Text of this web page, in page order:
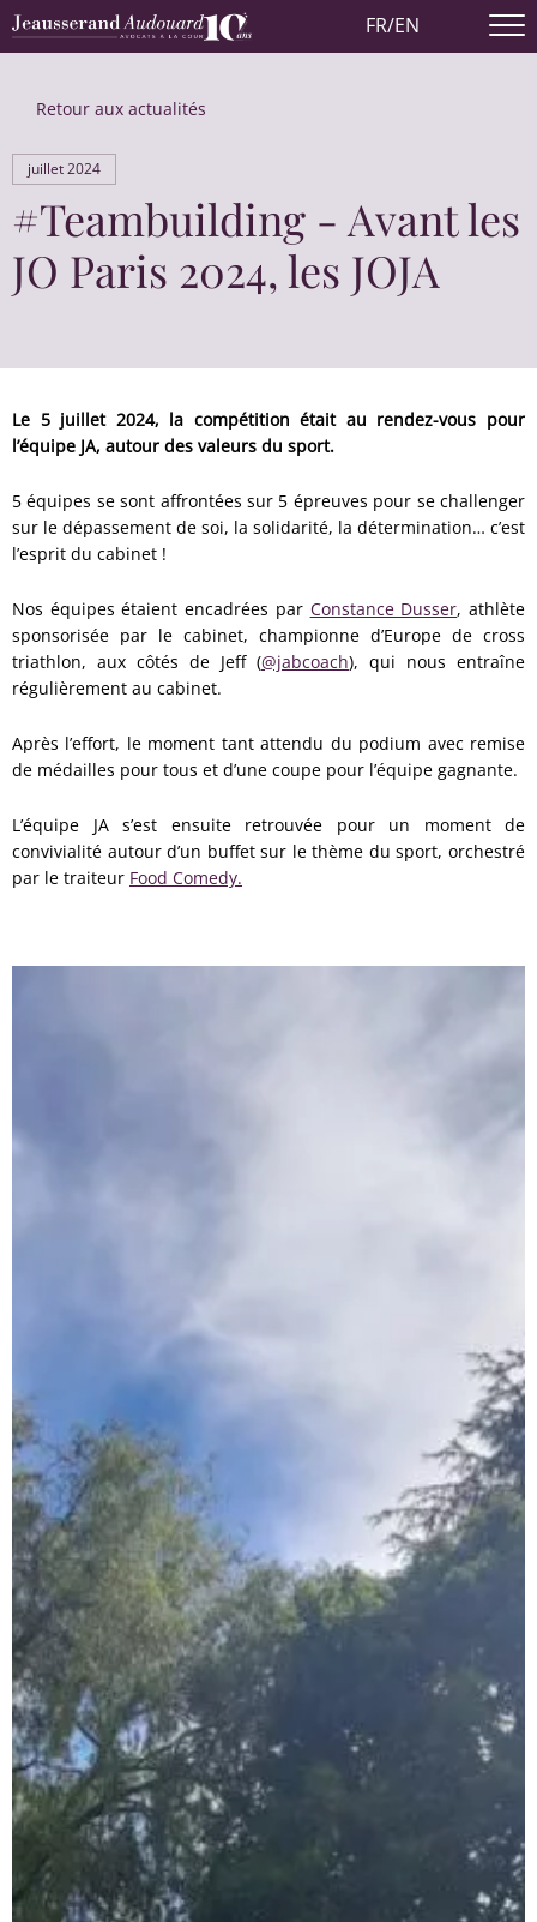
FR/EN
Retour aux actualités
juillet 2024
#Teambuilding - Avant les
JO Paris 2024, les JOJA
Le 5 juillet 2024, la compétition était au rendez-vous pour
l’équipe JA, autour des valeurs du sport.
5 équipes se sont affrontées sur 5 épreuves pour se challenger
sur le dépassement de soi, la solidarité, la détermination… c’est
l’esprit du cabinet !
Nos équipes étaient encadrées par Constance Dusser, athlète
sponsorisée par le cabinet, championne d’Europe de cross
triathlon, aux côtés de Jeff (@jabcoach), qui nous entraîne
régulièrement au cabinet.
Après l’effort, le moment tant attendu du podium avec remise
de médailles pour tous et d’une coupe pour l’équipe gagnante.
L’équipe JA s’est ensuite retrouvée pour un moment de
convivialité autour d’un buffet sur le thème du sport, orchestré
par le traiteur Food Comedy.